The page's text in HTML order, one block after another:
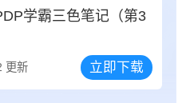
学霸三色笔记（第3
更新 立即下载